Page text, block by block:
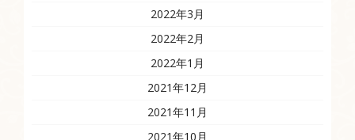
2022年3月
2022年2月
2022年1月
2021年12月
2021年11月
2021年10月